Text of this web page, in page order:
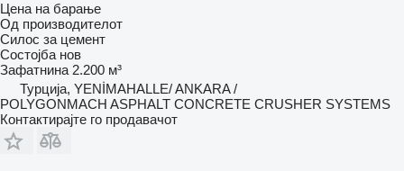
Цена на барање
Од производителот
Силос за цемент
Состојба нов
Зафатнина 2.200 м³
Турција, YENİMAHALLE/ ANKARA /
POLYGONMACH ASPHALT CONCRETE CRUSHER SYSTEMS
Контактирајте го продавачот